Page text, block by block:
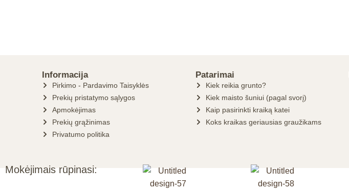
Informacija
Pirkimo - Pardavimo Taisyklės
Prekių pristatymo sąlygos
Apmokėjimas
Prekių grąžinimas
Privatumo politika
Patarimai
Kiek reikia grunto?
Kiek maisto šuniui (pagal svorį)
Kaip pasirinkti kraiką katei
Koks kraikas geriausias graužikams
Mokėjimais rūpinasi: